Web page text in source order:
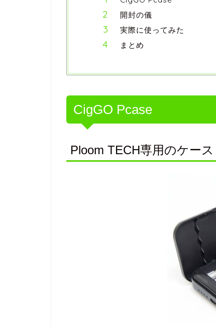
開封の儀
実際に使ってみた
まとめ
CigGO Pcase
Ploom TECH専用のケース